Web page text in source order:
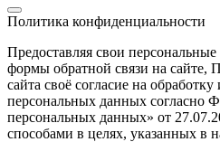
Политика конфиденциальности
Предоставляя свои
формы обратной связи на сайте,
сайта своё согласие на
персональных данных
персональных данных» от
способами в целях, указанных в